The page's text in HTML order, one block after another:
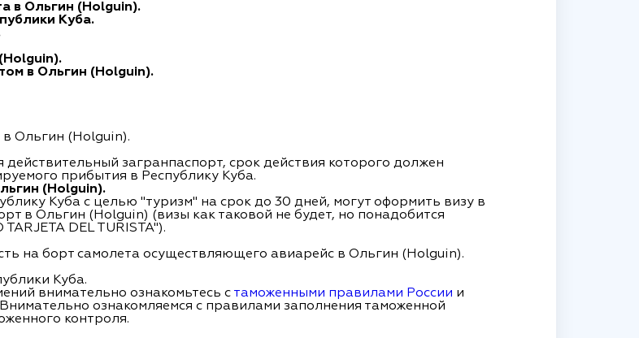
в Ольгин (Holguin).
Куба.
в Ольгин (Holguin).
Ольгин (Holguin).
загранпаспорт, срок действия которого должен
прибытия в Республику Куба.
(Holguin).
Куба с целью "туризм" на срок до 30 дней, могут оформить визу в
в Ольгин (Holguin) (визы как таковой не будет, но понадобится
DEL TURISTA").
на борт самолета осуществляющего авиарейс в Ольгин (Holguin).
Куба.
внимательно ознакомьтесь с таможенными правилами России и
ознакомляемся с правилами заполнения таможенной
контроля.